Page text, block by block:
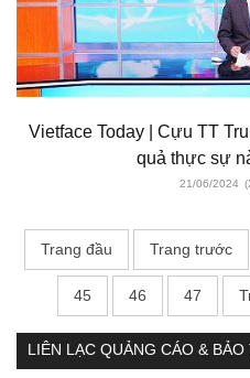
Vietface Today | Cựu TT
quả thực sự
21/06/2024
Trang đầu Trang trước
45 46 47
LIÊN LẠC QUẢNG CÁO & BẢO